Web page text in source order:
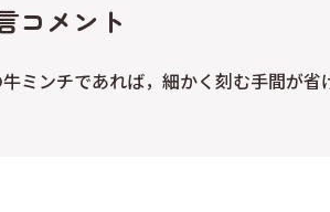
コメント
ミンチであれば，細かく刻む手間が省